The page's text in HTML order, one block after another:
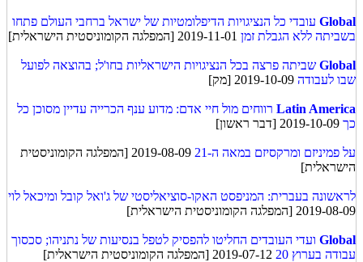
Global עובדי כל הנציגויות הדיפלומטיות של ישראל ברחבי העולם פתחו
בשביתה ללא הגבלת זמן
Global שביתה פרצה בכל הנציגויות הישראליות בחו'ל; בהוצאה לפועל
שבו לעבודה
Latin America רווחים מול חיי אדם: מדוע ענף הכרייה עדיין מסוכן כל
כך
על פמיניזם ומרקסיזם במאה ה-21
2019-08-09 [המפלגה הקומוניסטית
הישראלית]
לראשונה בעברית: המניפסט האקו-סוציאליסטי של ג'ואל קובל ומיכאל לוי
2019-08-09 [המפלגה הקומוניסטית הישראלית]
Global ועדי העובדים החליטו להפסיק לטפל בנסיעות של נתניהו; סכסוך
עבודה בערוץ 20